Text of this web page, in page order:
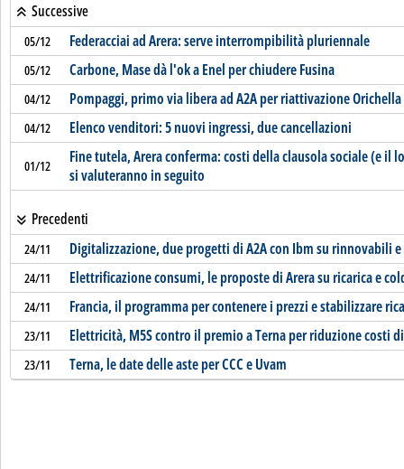
Successive
05/12 Federacciai ad Arera: serve interrompibilità pluriennale
05/12 Carbone, Mase dà l'ok a Enel per chiudere Fusina
04/12 Pompaggi, primo via libera ad A2A per riattivazione Orichella
04/12 Elenco venditori: 5 nuovi ingressi, due cancellazioni
01/12
Fine tutela, Arera conferma: costi della clausola sociale (e
si valuteranno in seguito
Precedenti
24/11 Digitalizzazione, due progetti di A2A con Ibm su rinnovabili
24/11 Elettrificazione consumi, le proposte di Arera su ricarica e
24/11 Francia, il programma per contenere i prezzi e stabilizzare
23/11 Elettricità, M5S contro il premio a Terna per riduzione costi
23/11 Terna, le date delle aste per CCC e Uvam